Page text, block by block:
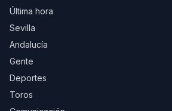
Última hora
Sevilla
Andalucía
Gente
Deportes
Toros